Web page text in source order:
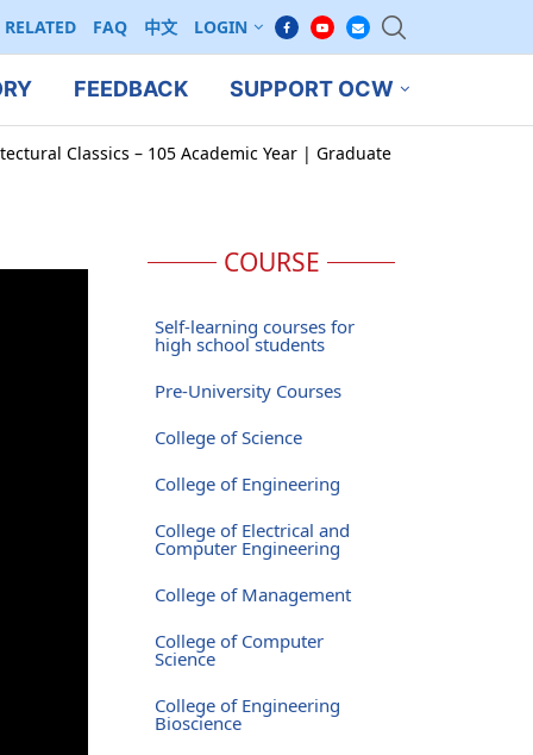
RELATED FAQ 中文 LOGIN
FEEDBACK SUPPORT OCW
Classics – 105 Academic Year | Graduate
COURSE
Self-learning courses for
high school students
Pre-University Courses
College of Science
College of Engineering
College of Electrical and
Computer Engineering
College of Management
College of Computer
Science
College of Engineering
Bioscience